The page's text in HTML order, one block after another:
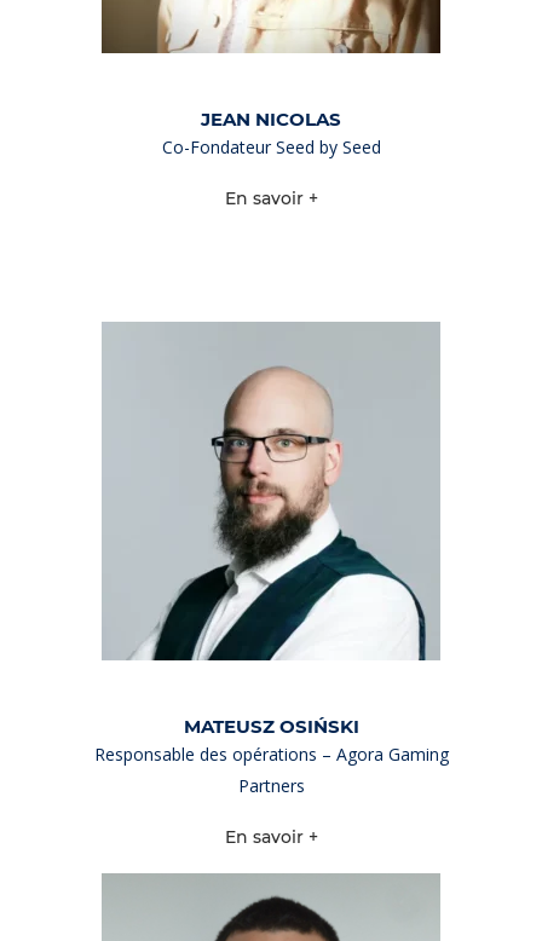
JEAN NICOLAS
Co-Fondateur Seed by Seed
En savoir +
MATEUSZ OSIŃSKI
Responsable des opérations – Agora Gaming
Partners
En savoir +